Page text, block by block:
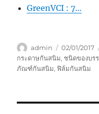
GreenVCI : 7…
Author
admin
Posted
on
02/01/2017
กระดาษกันสนิม, ชนิดของบ
ภัณฑ์กันสนิม, ฟิล์มกันสนิม